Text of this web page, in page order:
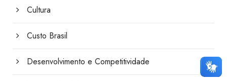
Cultura
Custo Brasil
Desenvolvimento e Competitividade